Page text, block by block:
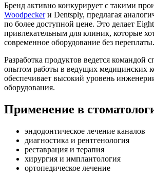
Бренд активно конкурирует с такими
Woodpeckerи Dentsply, предлагая
по более доступной цене. Это делает
привлекательным для клиник, которые
современное оборудование без переплаты.
Разработка продуктов ведется командой
опытом работы в ведущих медицинских
обеспечивает высокий уровень
оборудования.
Применение в
эндодонтическое лечение каналов
диагностика и рентгенология
реставрация и терапия
хирургия и имплантология
ортопедическое лечение